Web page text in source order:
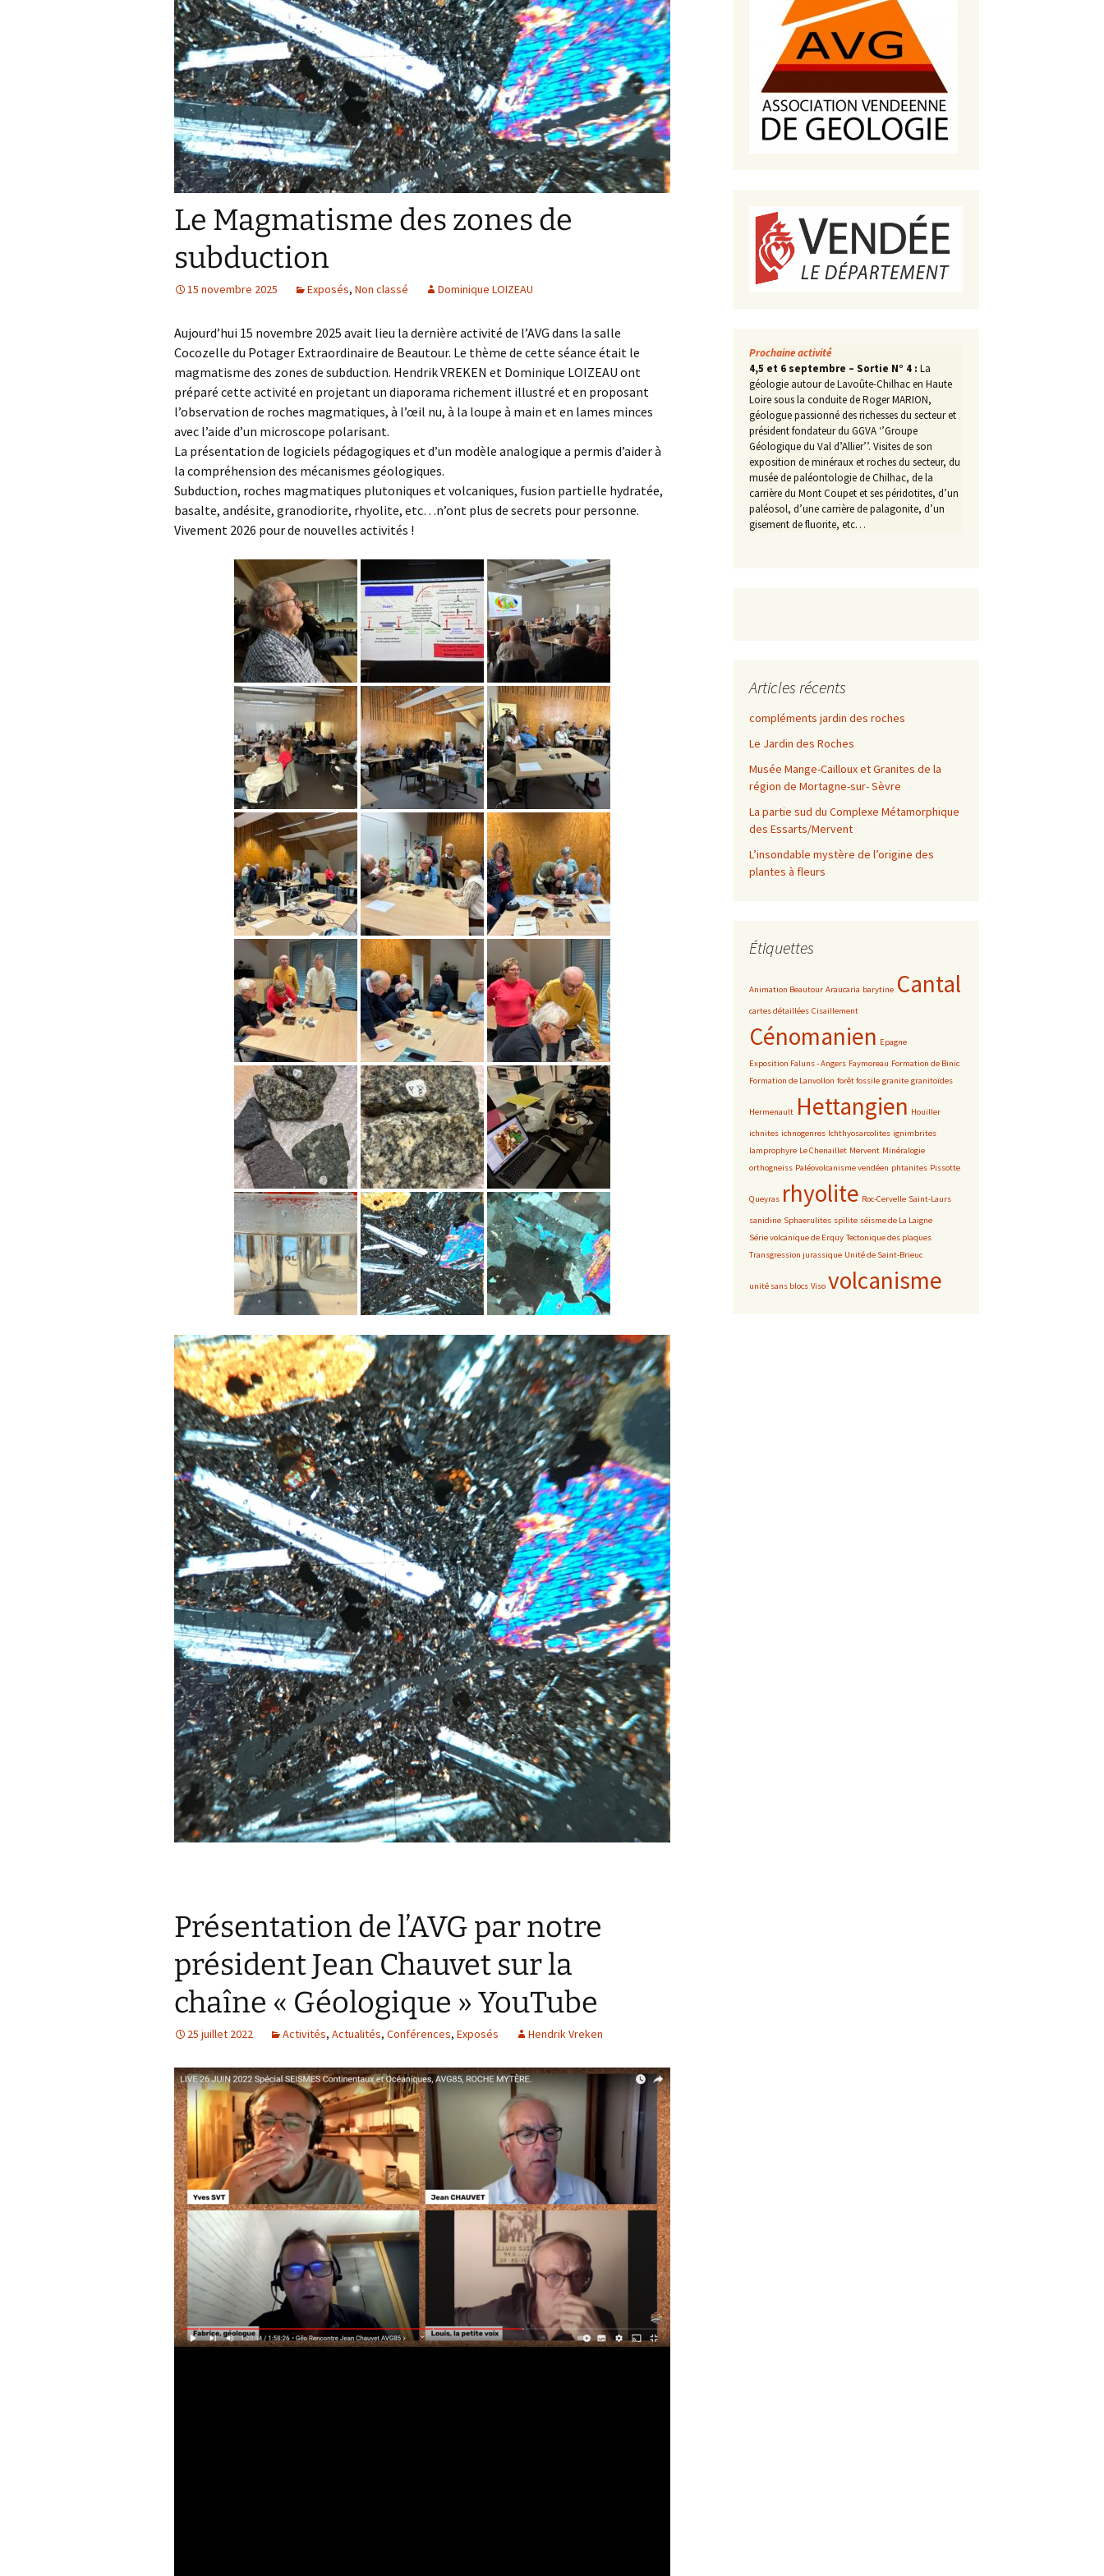
Conférences
Expositions,
Conférences…
Galerie de photos Roches
Lames minces de roches
Minéraux
Inventaire des minéraux
vendéens
Paysages, affleurements
Diaporamas
Galerie de vidéos
Cartes – schémas –
Echelles des temps
Carnets de voyages
…
Le Magmatisme des zones de
subduction
15 novembre 2025 Exposés, Non classé Dominique LOIZEAU
Aujourd’hui 15 novembre 2025 avait lieu la dernière activité de l’AVG dans la salle
Cocozelle du Potager Extraordinaire de Beautour. Le thème de cette séance était le
magmatisme des zones de subduction. Hendrik VREKEN et Dominique LOIZEAU ont
préparé cette activité en projetant un diaporama richement illustré et en proposant
l’observation de roches magmatiques, à l’œil nu, à la loupe à main et en lames minces
avec l’aide d’un microscope polarisant.
La présentation de logiciels pédagogiques et d’un modèle analogique a permis d’aider à
la compréhension des mécanismes géologiques.
Subduction, roches magmatiques plutoniques et volcaniques, fusion partielle hydratée,
basalte, andésite, granodiorite, rhyolite, etc…n’ont plus de secrets pour personne.
Vivement 2026 pour de nouvelles activités !
Présentation de l’AVG par notre
président Jean Chauvet sur la
chaîne « Géologique » YouTube
25 juillet 2022 Activités, Actualités, Conférences, Exposés Hendrik Vreken
Prochaine activité
4,5 et 6 septembre – Sortie N° 4 : La
géologie autour de Lavoûte-Chilhac en Haute
Loire sous la conduite de Roger MARION,
géologue passionné des richesses du secteur et
président fondateur du GGVA ‘’Groupe
Géologique du Val d’Allier’’. Visites de son
exposition de minéraux et roches du secteur, du
musée de paléontologie de Chilhac, de la
carrière du Mont Coupet et ses péridotites, d’un
paléosol, d’une carrière de palagonite, d’un
gisement de fluorite, etc…
Articles récents
compléments jardin des roches
Le Jardin des Roches
Musée Mange-Cailloux et Granites de la
région de Mortagne-sur- Sèvre
La partie sud du Complexe Métamorphique
des Essarts/Mervent
L’insondable mystère de l’origine des
plantes à fleurs
Étiquettes
Animation Beautour Araucaria barytine Cantal
cartes détaillées Cisaillement
Cénomanien Epagne
Exposition Faluns - Angers Faymoreau Formation de Binic
Formation de Lanvollon forêt fossile granite granitoïdes
Hermenault Hettangien Houiller
ichnites ichnogenres Ichthyosarcolites ignimbrites
lamprophyre Le Chenaillet Mervent Minéralogie
orthogneiss Paléovolcanisme vendéen phtanites Pissotte
Queyras rhyolite Roc-Cervelle Saint-Laurs
sanidine Sphaerulites spilite séisme de La Laigne
Série volcanique de Erquy Tectonique des plaques
Transgression jurassique Unité de Saint-Brieuc
unité sans blocs Viso volcanisme